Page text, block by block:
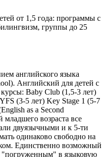
от 1,5 года: программы с
группы до 25
английского языка
Английский для детей с
Baby Club (1,5-3 лет)
(3-5 лет) Key Stage 1 (5-7
as a Second
младшего возраста все
двуязычными и к 5-ти
одинаково свободно на
Единственно возможный
"погруженным" в языковую